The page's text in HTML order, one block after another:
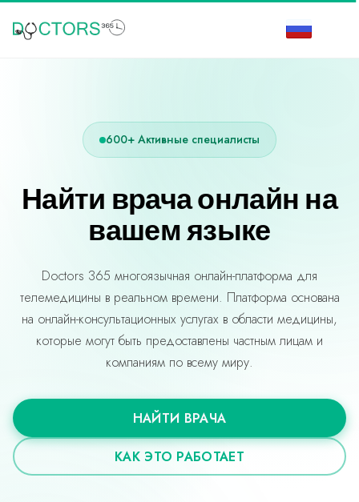
600+ Активные специалисты
Найти врача онлайн на
вашем языке
Doctors 365 многоязычная онлайн-платформа для
телемедицины в реальном времени. Платформа основана
на онлайн-консультационных услугах в области медицины,
которые могут быть предоставлены частным лицам и
компаниям по всему миру.
НАЙТИ ВРАЧА
КАК ЭТО РАБОТАЕТ